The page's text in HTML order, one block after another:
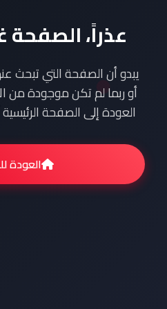
عذراً،
يبدو أن الصفحة التي تبحث
أو ربما لم تكن موجودة من
العودة إلى الصفحة
العودة